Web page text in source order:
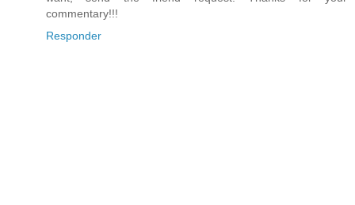
commentary!!!
Responder